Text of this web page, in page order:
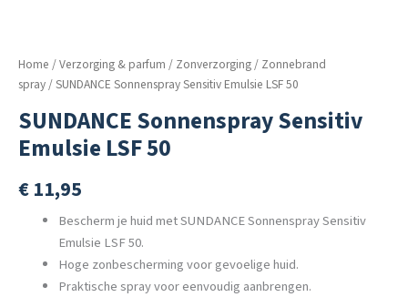
Home /Verzorging & parfum / Zonverzorging/ Zonnebrand
spray/ SUNDANCE Sonnenspray Sensitiv Emulsie LSF 50
SUNDANCE Sonnenspray Sensitiv
Emulsie LSF 50
€11,95
Bescherm je huid met SUNDANCE Sonnenspray Sensitiv
Emulsie LSF 50.
Hoge zonbescherming voor gevoelige huid.
Praktische spray voor eenvoudig aanbrengen.